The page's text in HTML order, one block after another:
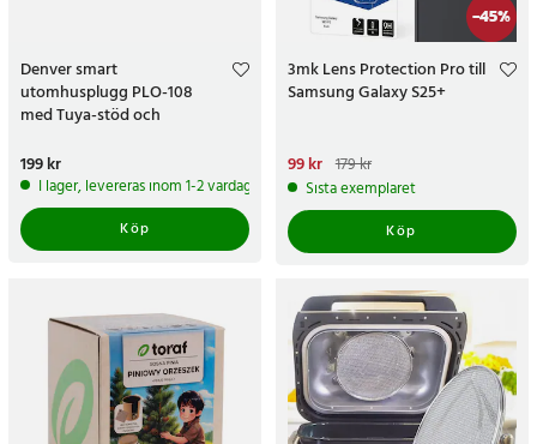
Denver smart
utomhusplugg PLO-108
med Tuya-stöd och
Assistant/Alexa
Pris:199 kr
199 kr
I lager, levereras inom 1-2 vardagar
Köp
-45%
3mk Lens Protection Pro till
Samsung Galaxy S25+
Nuvarande pris
pris:179 kr
99 kr 179 kr
Sista exemplaret
Köp